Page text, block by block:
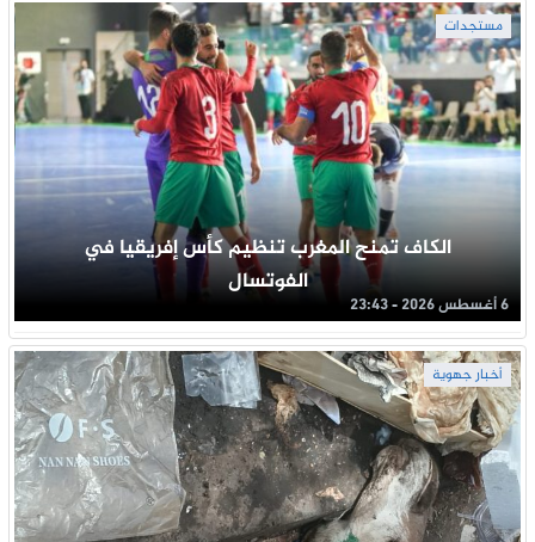
مستجدات
الكاف تمنح المغرب تنظيم كأس إفريقيا في
الفوتسال
6 أغسطس 2026 - 23:43
أخبار جهوية